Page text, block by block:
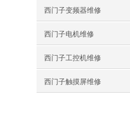
西门子变频器维修
西门子电机维修
西门子工控机维修
西门子触摸屏维修